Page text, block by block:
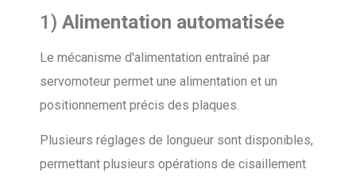
1) Alimentation automatisée
Le mécanisme d'alimentation entraîné par
servomoteur permet une alimentation et un
positionnement précis des plaques.
Plusieurs réglages de longueur sont disponibles,
permettant plusieurs opérations de cisaillement